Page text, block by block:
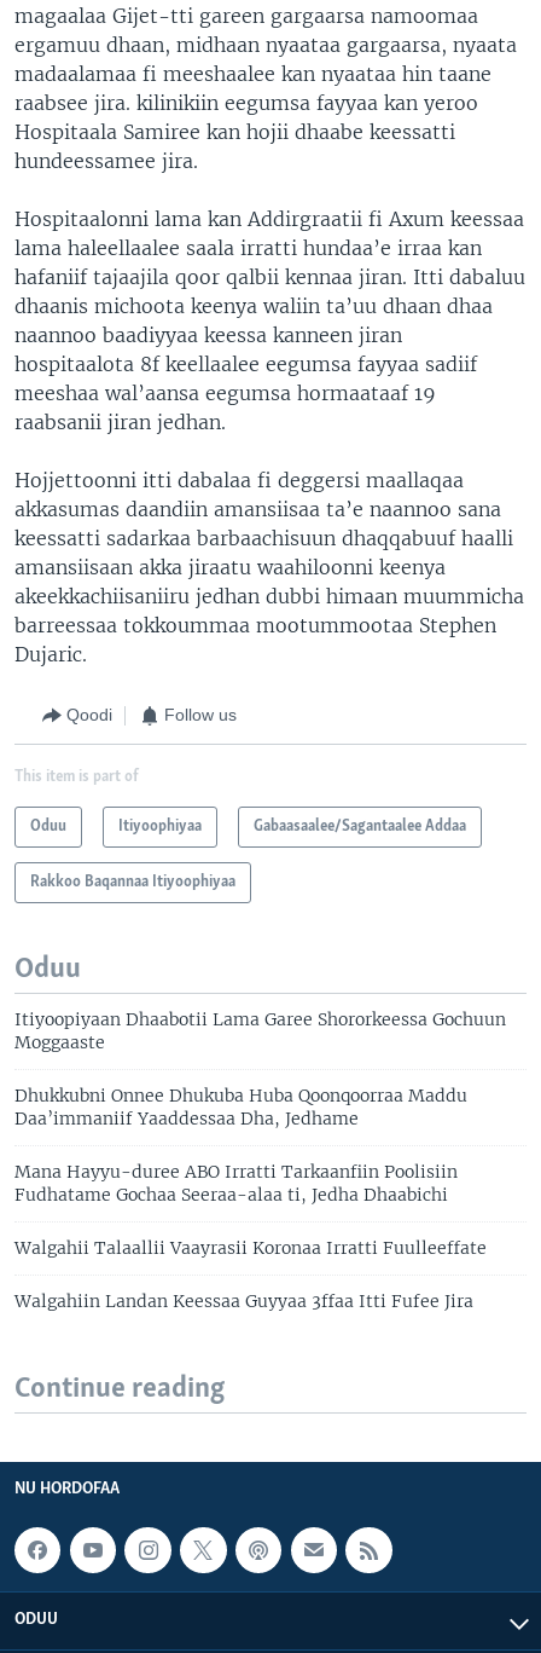
magaalaa Gijet-tti gareen gargaarsa namoomaa
ergamuu dhaan, midhaan nyaataa gargaarsa, nyaata
madaalamaa fi meeshaalee kan nyaataa hin taane
raabsee jira. kilinikiin eegumsa fayyaa kan yeroo
Hospitaala Samiree kan hojii dhaabe keessatti
hundeessamee jira.
Hospitaalonni lama kan Addirgraatii fi Axum keessaa
lama haleellaalee saala irratti hundaa’e irraa kan
hafaniif tajaajila qoor qalbii kennaa jiran. Itti dabaluu
dhaanis michoota keenya waliin ta’uu dhaan dhaa
naannoo baadiyyaa keessa kanneen jiran
hospitaalota 8f keellaalee eegumsa fayyaa sadiif
meeshaa wal’aansa eegumsa hormaataaf 19
raabsanii jiran jedhan.
Hojjettoonni itti dabalaa fi deggersi maallaqaa
akkasumas daandiin amansiisaa ta’e naannoo sana
keessatti sadarkaa barbaachisuun dhaqqabuuf haalli
amansiisaan akka jiraatu waahiloonni keenya
akeekkachiisaniiru jedhan dubbi himaan muummicha
barreessaa tokkoummaa mootummootaa Stephen
Dujaric.
Qoodi Follow us
This item is part of
Oduu Itiyoophiyaa Gabaasaalee/Sagantaalee Addaa
Rakkoo Baqannaa Itiyoophiyaa
Oduu
Itiyoopiyaan Dhaabotii Lama Garee Shororkeessa Gochuun
Moggaaste
Dhukkubni Onnee Dhukuba Huba Qoonqoorraa Maddu
Daa’immaniif Yaaddessaa Dha, Jedhame
Mana Hayyu-duree ABO Irratti Tarkaanfiin Poolisiin
Fudhatame Gochaa Seeraa-alaa ti, Jedha Dhaabichi
Walgahii Talaallii Vaayrasii Koronaa Irratti Fuulleeffate
Walgahiin Landan Keessaa Guyyaa 3ffaa Itti Fufee Jira
Continue reading
NU HORDOFAA
ODUU